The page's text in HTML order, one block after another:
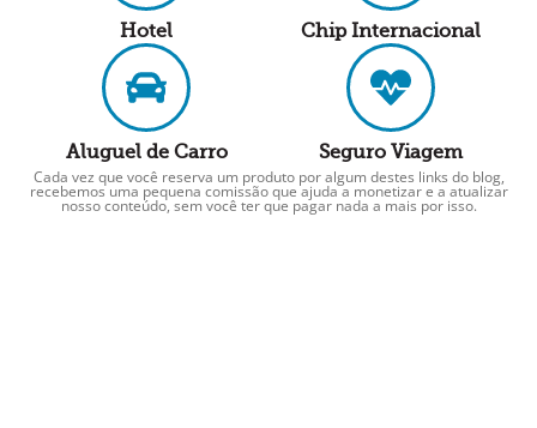
Hotel Chip Internacional
Aluguel de Carro Seguro Viagem
Cada vez que você reserva um produto por algum destes links do blog,
recebemos uma pequena comissão que ajuda a monetizar e a atualizar
nosso conteúdo, sem você ter que pagar nada a mais por isso.